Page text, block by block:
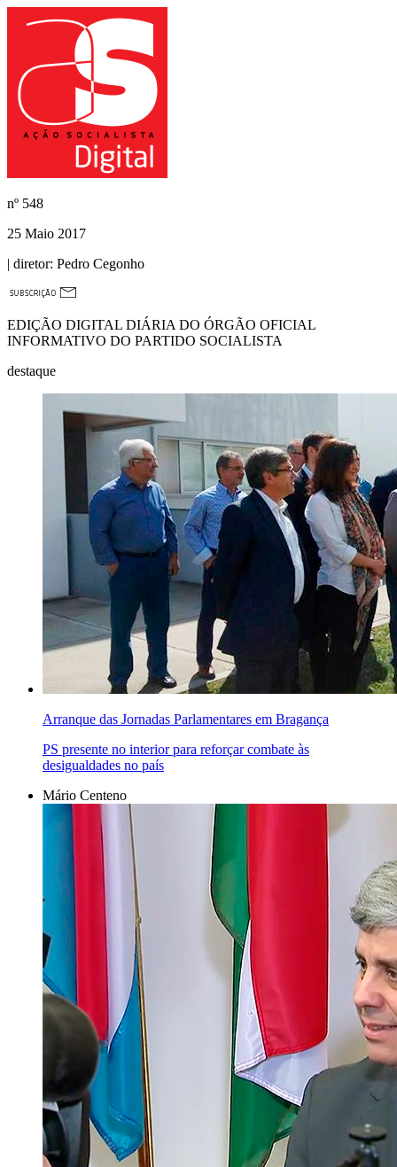
nº 548
25 Maio 2017
| diretor: Pedro Cegonho
EDIÇÃO DIGITAL DIÁRIA DO ÓRGÃO OFICIAL
INFORMATIVO DO PARTIDO SOCIALISTA
destaque
Arranque das Jornadas Parlamentares em Bragança
PS presente no interior para reforçar combate às
desigualdades no país
Mário Centeno